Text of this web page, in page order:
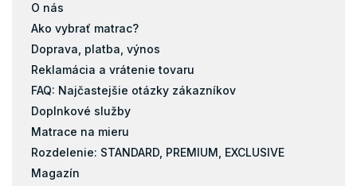
O nás
Ako vybrať matrac?
Doprava, platba, výnos
Reklamácia a vrátenie tovaru
FAQ: Najčastejšie otázky zákazníkov
Doplnkové služby
Matrace na mieru
Rozdelenie: STANDARD, PREMIUM, EXCLUSIVE
Magazín